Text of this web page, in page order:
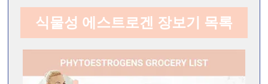
식물성 에스트로겐 장보기 목록